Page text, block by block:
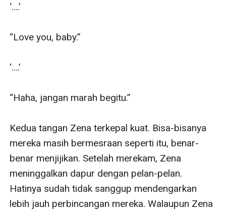
‘….’
“Love you, baby.”
‘….’
“Haha, jangan marah begitu.”
Kedua tangan Zena terkepal kuat. Bisa-bisanya
mereka masih bermesraan seperti itu, benar-
benar menjijikan. Setelah merekam, Zena
meninggalkan dapur dengan pelan-pelan.
Hatinya sudah tidak sanggup mendengarkan
lebih jauh perbincangan mereka. Walaupun Zena